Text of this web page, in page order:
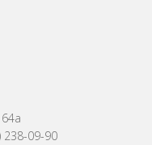
238-09-90